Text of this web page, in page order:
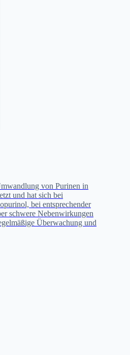
von Purinen in
und hat sich bei
bei entsprechender
schwere Nebenwirkungen
Überwachung und